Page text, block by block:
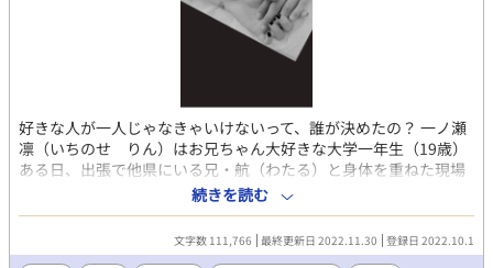
好きな人が一人じゃなきゃいけないって、誰が決めたの？ 一ノ瀬
凛（いちのせ りん）はお兄ちゃん大好きな大学一年生（19歳）
ある日、出張で他県にいる兄・航（わたる）と身体を重ねた現場
を、兄の友人・綾瀬（あやせ）に見られて動画を撮られてしま
う。 「け、消して！ 動画、消してください！」 「……俺も同じ
ことがしたい」 月に1回、お兄ちゃんと甘くて優しい恋人同士の
エッチ。3日に1回、綾瀬さんと乱暴で獣みたいな愛のないセック
続きを読む
文字数 111,766 最終更新日 2022.11.30 登録日 2022.10.1